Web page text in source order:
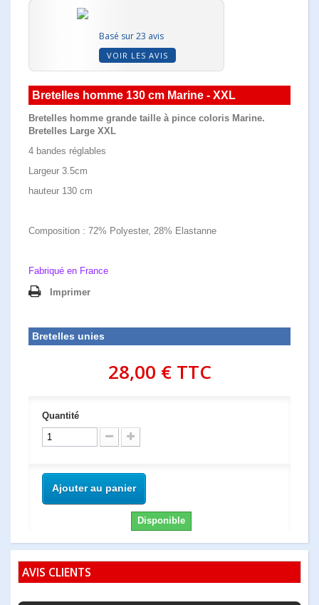
Basé sur 23 avis
VOIR LES AVIS
Bretelles homme 130 cm Marine - XXL
Bretelles homme grande taille à pince coloris Marine.
Bretelles Large XXL
4 bandes réglables
Largeur 3.5cm
hauteur 130 cm
Composition : 72% Polyester, 28% Elastanne
Fabriqué en France
Imprimer
Bretelles unies
28,00 €TTC
Quantité
Ajouter au panier
Disponible
AVIS CLIENTS